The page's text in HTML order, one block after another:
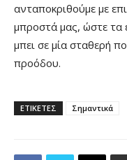
ανταποκριθούμε με
μπροστά μας, ώστε τα
μπει σε μία σταθερή
προόδου.
ΕΤΙΚΕΤΕΣ Σημαντικά